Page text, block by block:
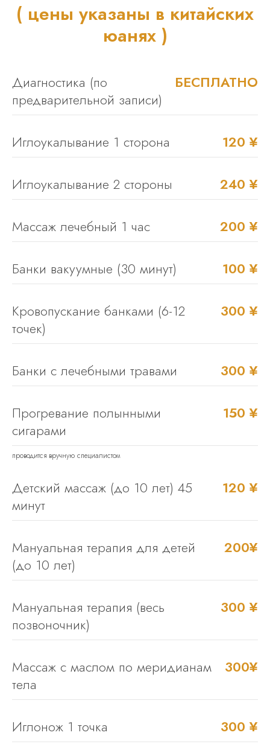
( цены указаны в китайских
юанях )
Диагностика (по
предварительной записи)
БЕСПЛАТНО
Иглоукалывание 1 сторона 120 ¥
Иглоукалывание 2 стороны 240 ¥
Массаж лечебный 1 час 200 ¥
Банки вакуумные (30 минут) 100 ¥
Кровопускание банками (6-12
точек)
300 ¥
Банки с лечебными травами 300 ¥
Прогревание полынными
сигарами
150 ¥
проводится вручную специалистом
Детский массаж (до 10 лет) 45
минут
120 ¥
Мануальная терапия для детей
(до 10 лет)
200¥
Мануальная терапия (весь
позвоночник)
300 ¥
Массаж с маслом по меридианам
тела
300¥
Иглонож 1 точка 300 ¥